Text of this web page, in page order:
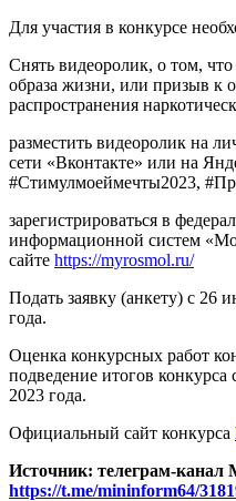
Для участия в конкурсе
Снять видеоролик, о том, что
образа жизни, или призыв к
распространения
разместить видеоролик на
сети «Вконтакте» или на
#Стимулмоеймечты2023,
зарегистрироваться в
информационной систем
сайте https://myrosmol.ru/
Подать заявку (анкету) с 26
года.
Оценка конкурсных работ
подведение итогов конкурса
2023 года.
Официальный сайт конкурса
Источник: телеграм-
https://t.me/mininform64/